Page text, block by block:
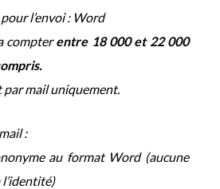
l’envoi : Word
compterentre 18 000 et 22 000
par mail uniquement.
:
au format Word (aucune